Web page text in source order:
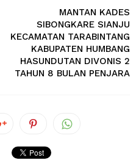
MANTAN KADES
SIBONGKARE SIANJU
KECAMATAN TARABINTANG
KABUPATEN HUMBANG
HASUNDUTAN DIVONIS 2
TAHUN 8 BULAN PENJARA